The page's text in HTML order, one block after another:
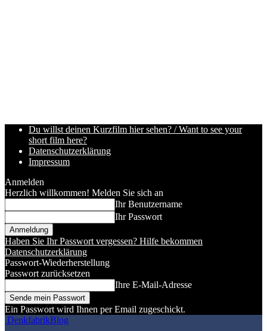
Du willst deinen Kurzfilm hier sehen? / Want to see your
short film here?
Datenschutzerklärung
Impressum
Anmelden
Herzlich willkommen! Melden Sie sich an
Ihr Benutzername
Ihr Passwort
Haben Sie Ihr Passwort vergessen? Hilfe bekommen
Datenschutzerklärung
Passwort-Wiederherstellung
Passwort zurücksetzen
Ihre E-Mail-Adresse
Ein Passwort wird Ihnen per Email zugeschickt.
DenkfabrikBlog